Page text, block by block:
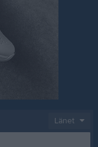
Länet